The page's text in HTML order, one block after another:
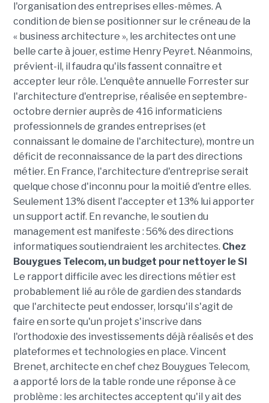
l'organisation des entreprises elles-mêmes. A
condition de bien se positionner sur le créneau de la
« business architecture », les architectes ont une
belle carte à jouer, estime Henry Peyret. Néanmoins,
prévient-il, il faudra qu'ils fassent connaître et
accepter leur rôle. L'enquête annuelle Forrester sur
l'architecture d'entreprise, réalisée en septembre-
octobre dernier auprès de 416 informaticiens
professionnels de grandes entreprises (et
connaissant le domaine de l'architecture), montre un
déficit de reconnaissance de la part des directions
métier. En France, l'architecture d'entreprise serait
quelque chose d'inconnu pour la moitié d'entre elles.
Seulement 13% disent l'accepter et 13% lui apporter
un support actif. En revanche, le soutien du
management est manifeste : 56% des directions
informatiques soutiendraient les architectes. Chez
Bouygues Telecom, un budget pour nettoyer le SI
Le rapport difficile avec les directions métier est
probablement lié au rôle de gardien des standards
que l'architecte peut endosser, lorsqu'il s'agit de
faire en sorte qu'un projet s'inscrive dans
l'orthodoxie des investissements déjà réalisés et des
plateformes et technologies en place. Vincent
Brenet, architecte en chef chez Bouygues Telecom,
a apporté lors de la table ronde une réponse à ce
problème : les architectes acceptent qu'il y ait des